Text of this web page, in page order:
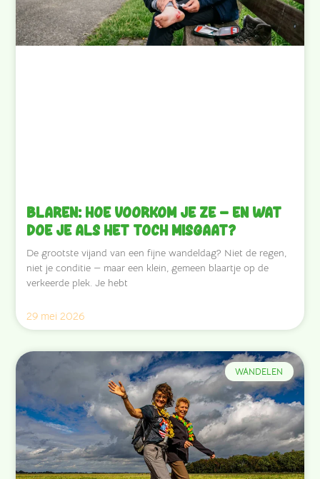
Blaren: hoe voorkom je ze — en wat
doe je als het toch misgaat?
De grootste vijand van een fijne wandeldag? Niet de regen,
niet je conditie — maar een klein, gemeen blaartje op de
verkeerde plek. Je hebt
29 mei 2026
WANDELEN